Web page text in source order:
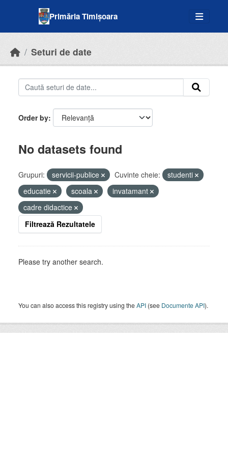
Primăria Timișoara
Seturi de date
Order by
No datasets found
Grupuri: servicii-publice Cuvinte cheie:
studenti
educatie
scoala
invatamant
cadre didactice
Filtrează Rezultatele
Please try another search.
You can also access this registry using theAPI (see Documente API).